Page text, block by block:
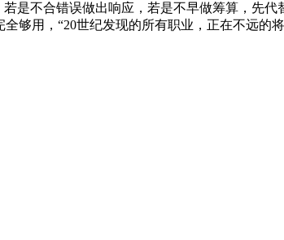
是不合错误做出响应，若是不早做筹算，先代
够用，“20世纪发现的所有职业，正在不远的